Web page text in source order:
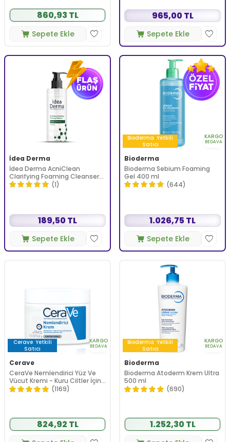
860,93 TL
Sepete Ekle
965,00 TL
Sepete Ekle
İdea Derma
İdea Derma AcniClean
Clarifying Foaming Cleanser
200 ml
(1)
189,50 TL
Sepete Ekle
Bioderma Yetkili
Satıcı
KARGO
BEDAVA
Bioderma
Bioderma Sebium Foaming
Gel 400 ml
(644)
1.026,75 TL
Sepete Ekle
Cerave Yetkili
Satıcı
KARGO
BEDAVA
Cerave
CeraVe Nemlendirici Yüz Ve
Vücut Kremi - Kuru Ciltler İçin
Seramid Ve Hyalüronik Asit
(1169)
824,92 TL
Bioderma Yetkili
Satıcı
KARGO
BEDAVA
Bioderma
Bioderma Atoderm Krem Ultra
500 ml
(690)
1.252,30 TL